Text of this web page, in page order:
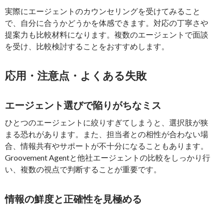
実際にエージェントのカウンセリングを受けてみること
で、自分に合うかどうかを体感できます。対応の丁寧さや
提案力も比較材料になります。複数のエージェントで面談
を受け、比較検討することをおすすめします。
応用・注意点・よくある失敗
エージェント選びで陥りがちなミス
ひとつのエージェントに絞りすぎてしまうと、選択肢が狭
まる恐れがあります。また、担当者との相性が合わない場
合、情報共有やサポートが不十分になることもあります。
Groovement Agentと他社エージェントの比較をしっかり行
い、複数の視点で判断することが重要です。
情報の鮮度と正確性を見極める